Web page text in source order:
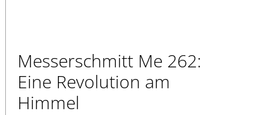
Messerschmitt Me 262:
Eine Revolution am
Himmel